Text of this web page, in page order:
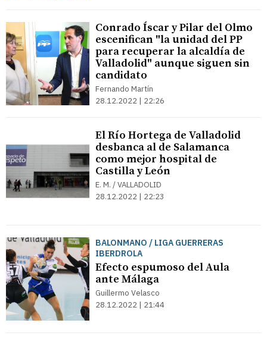
Conrado Íscar y Pilar del Olmo
escenifican "la unidad del PP
para recuperar la alcaldía de
Valladolid" aunque siguen sin
candidato
Fernando Martín
28.12.2022 | 22:26
El Río Hortega de Valladolid
desbanca al de Salamanca
como mejor hospital de
Castilla y León
E. M. / VALLADOLID
28.12.2022 | 22:23
BALONMANO / LIGA GUERRERAS
IBERDROLA
Efecto espumoso del Aula
ante Málaga
Guillermo Velasco
28.12.2022 | 21:44